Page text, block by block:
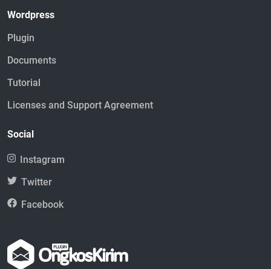
Wordpress
Plugin
Documents
Tutorial
Licenses and Support Agreement
Social
Instagram
Twitter
Facebook